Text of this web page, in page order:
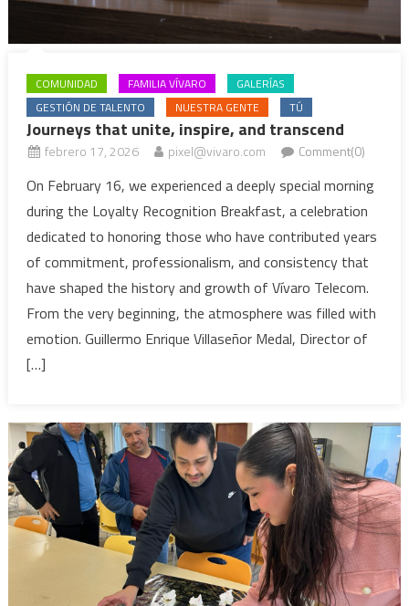
COMUNIDAD FAMILIA VÍVARO
GALERÍAS
GESTIÓN DE TALENTO
NUESTRA GENTE TÚ
Journeys that unite, inspire, and transcend
febrero 17, 2026 pixel@vivaro.com Comment(0)
On February 16, we experienced a deeply special morning
during the Loyalty Recognition Breakfast, a celebration
dedicated to honoring those who have contributed years
of commitment, professionalism, and consistency that
have shaped the history and growth of Vívaro Telecom.
From the very beginning, the atmosphere was filled with
emotion. Guillermo Enrique Villaseñor Medal, Director of
[…]